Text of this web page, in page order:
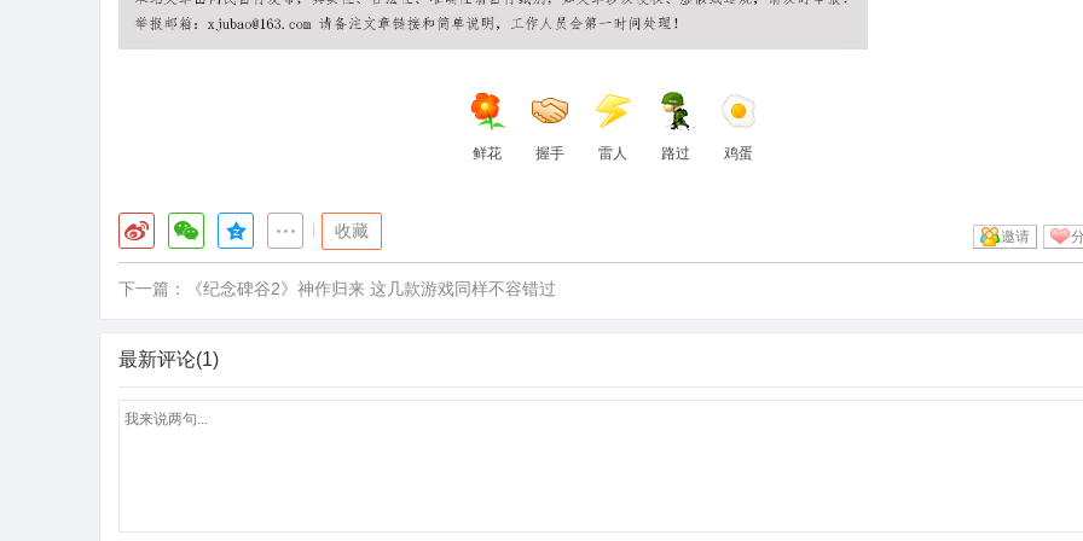
鲜花 握手 雷人 路过 鸡蛋
收藏 邀请
下一篇： 《纪念碑谷2》神作归来 这几款游戏同样不容错过
最新评论(1)